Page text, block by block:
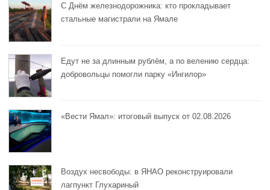
С Днём железнодорожника: кто прокладывает
стальные магистрали на Ямале
Едут не за длинным рублём, а по велению сердца:
добровольцы помогли парку «Ингилор»
«Вести Ямал»: итоговый выпуск от 02.08.2026
Воздух несвободы: в ЯНАО реконструировали
лагпункт Глухариный